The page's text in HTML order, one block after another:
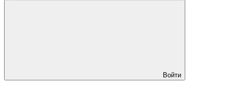
Войти